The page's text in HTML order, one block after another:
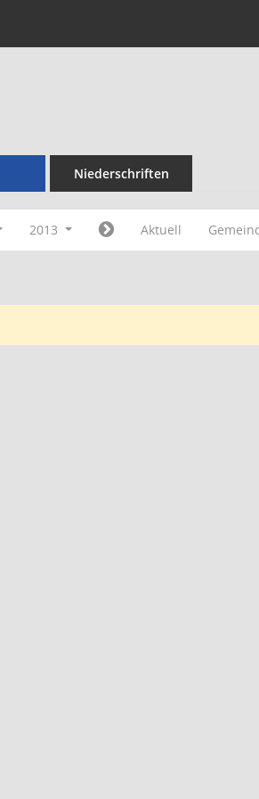
Niederschriften
2013 Aktuell